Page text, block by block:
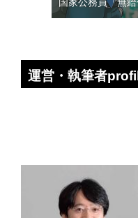
国家公務員「無
運営・執筆者